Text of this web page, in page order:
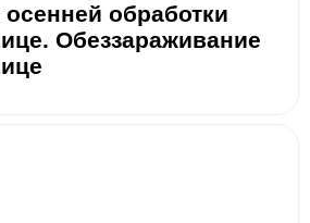
обработки
Обеззараживание